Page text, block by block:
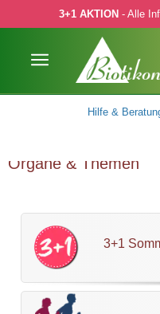
Hauptinhalt springen
Zur Suche springen
Zur Hauptnavigation
3+1 AKTION - Alle
Hilfe &
Organe & Themen
3+1